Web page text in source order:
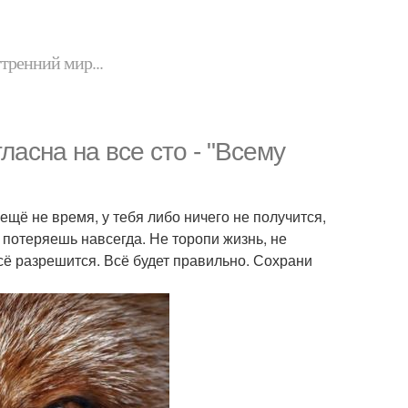
мир...
на все сто - "Всему
не время, у тебя либо ничего не получится,
навсегда. Не торопи жизнь, не
разрешится. Всё будет правильно. Сохрани